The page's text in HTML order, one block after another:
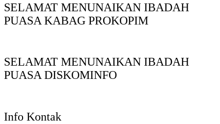
SELAMAT MENUNAIKAN IBADAH
PUASA KABAG PROKOPIM
SELAMAT MENUNAIKAN IBADAH
PUASA DISKOMINFO
Info Kontak